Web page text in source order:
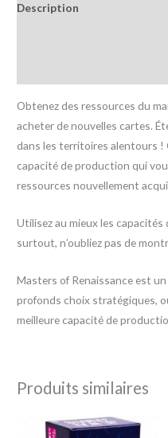
Description
Obtenez des ressources du
acheter de nouvelles cartes.
dans les territoires alentours !
capacité de production qui
ressources nouvellement
Utilisez au mieux les
surtout, n’oubliez pas de
Masters of Renaissance est
profonds choix stratégiques,
meilleure capacité de
Produits similaires